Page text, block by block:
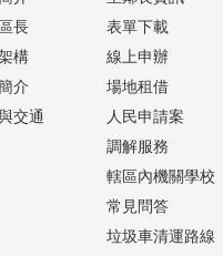
長
構
介
交通
表單下載
線上申辦
場地租借
人民申請案
調解服務
轄區內機關學校
常見問答
垃圾車清運路線